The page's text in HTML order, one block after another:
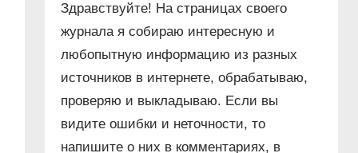
Здравствуйте! На страницах своего
журнала я собираю интересную и
любопытную информацию из разных
источников в интернете, обрабатываю,
проверяю и выкладываю. Если вы
видите ошибки и неточности, то
напишите о них в комментариях, в